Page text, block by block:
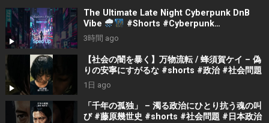
The Ultimate Late Night Cyberpunk DnB
Vibe
#Shorts #Cyberpunk
#LateNightVibes #ElectronicMusic
3時間 ago
【社会の闇を暴く】万物流転 / 蜂須賀ケイ – 偽
りの安寧にすがるな #shorts #政治 #社会問題
1日 ago
「千年の孤独」 – 濁る政治にひとり抗う魂の叫
び #藤原幾世史 #shorts #社会問題 #日本政治